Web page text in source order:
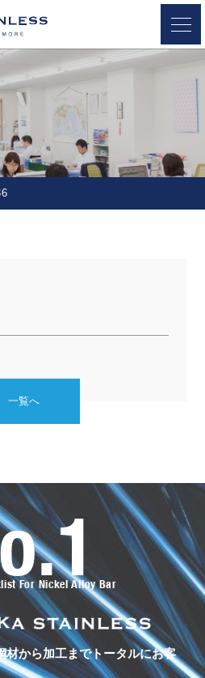
OSAKA STAINLESS
一覧へ
For Nickel Alloy Bar
材から加工までトータルにお客